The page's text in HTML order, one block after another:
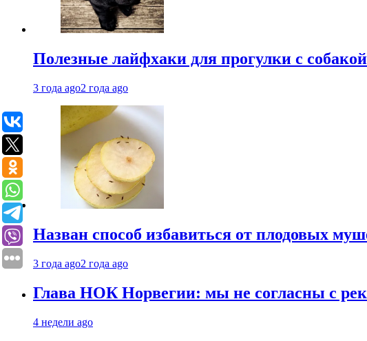
Полезные лайфхаки для прогулки с собакой
3 года ago2 года ago
Назван способ избавиться от плодовых
3 года ago2 года ago
Глава НОК Норвегии: мы не согласны с
4 недели ago